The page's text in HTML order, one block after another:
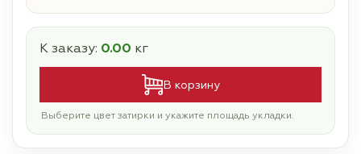
К заказу: 0.00 кг
В корзину
Выберите цвет затирки и укажите площадь укладки.